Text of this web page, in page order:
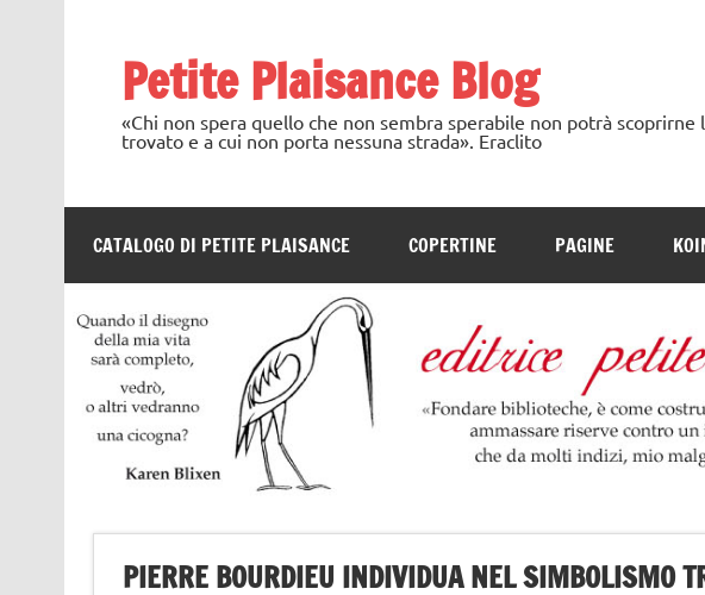
Petite Plaisance Blog
«Chi non spera quello che non sembra sperabile non potrà
trovato e a cui non porta nessuna strada». Eraclito
CATALOGO DI PETITE PLAISANCE COPERTINE PAGINE
PIERRE BOURDIEU INDIVIDUA NEL SIMBOLISMO